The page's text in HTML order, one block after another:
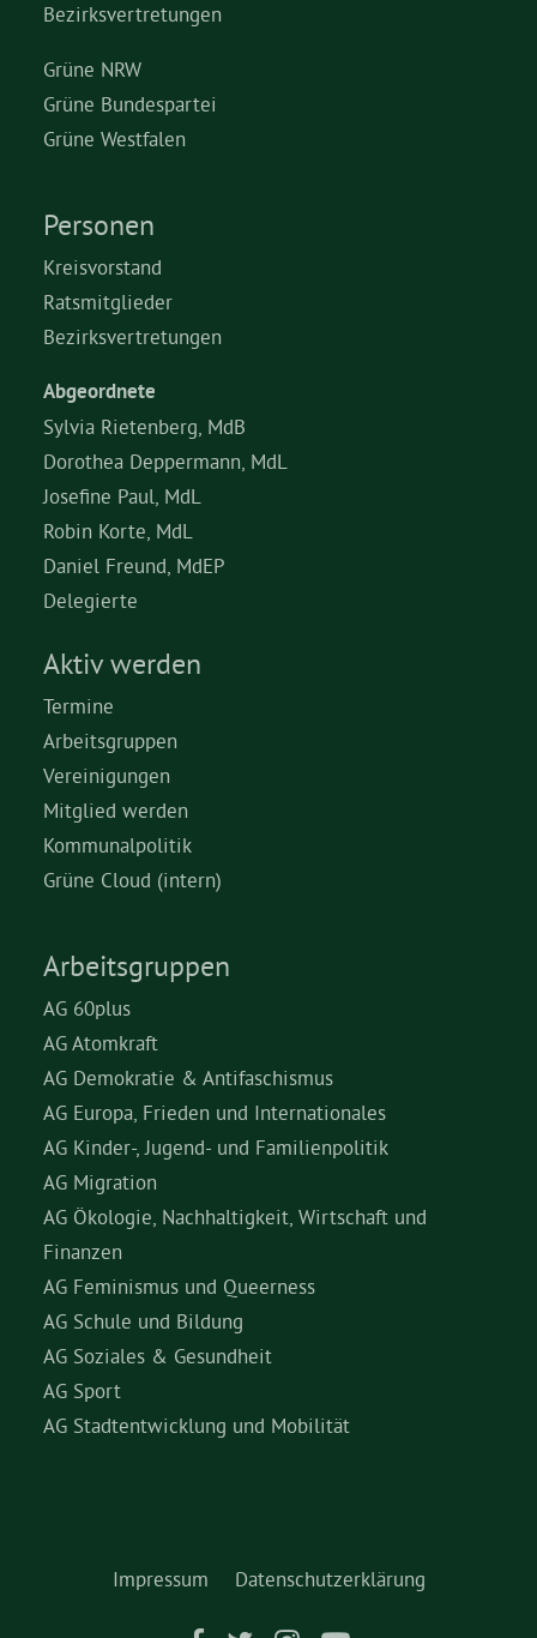
Bezirksvertretungen
Grüne NRW
Grüne Bundespartei
Grüne Westfalen
Personen
Kreisvorstand
Ratsmitglieder
Bezirksvertretungen
Abgeordnete
Sylvia Rietenberg, MdB
Dorothea Deppermann, MdL
Josefine Paul, MdL
Robin Korte, MdL
Daniel Freund, MdEP
Delegierte
Aktiv werden
Termine
Arbeitsgruppen
Vereinigungen
Mitglied werden
Kommunalpolitik
Grüne Cloud (intern)
Arbeitsgruppen
AG 60plus
AG Atomkraft
AG Demokratie & Antifaschismus
AG Europa, Frieden und Internationales
AG Kinder-, Jugend- und Familienpolitik
AG Migration
AG Ökologie, Nachhaltigkeit, Wirtschaft und
Finanzen
AG Feminismus und Queerness
AG Schule und Bildung
AG Soziales & Gesundheit
AG Sport
AG Stadtentwicklung und Mobilität
Impressum Datenschutzerklärung